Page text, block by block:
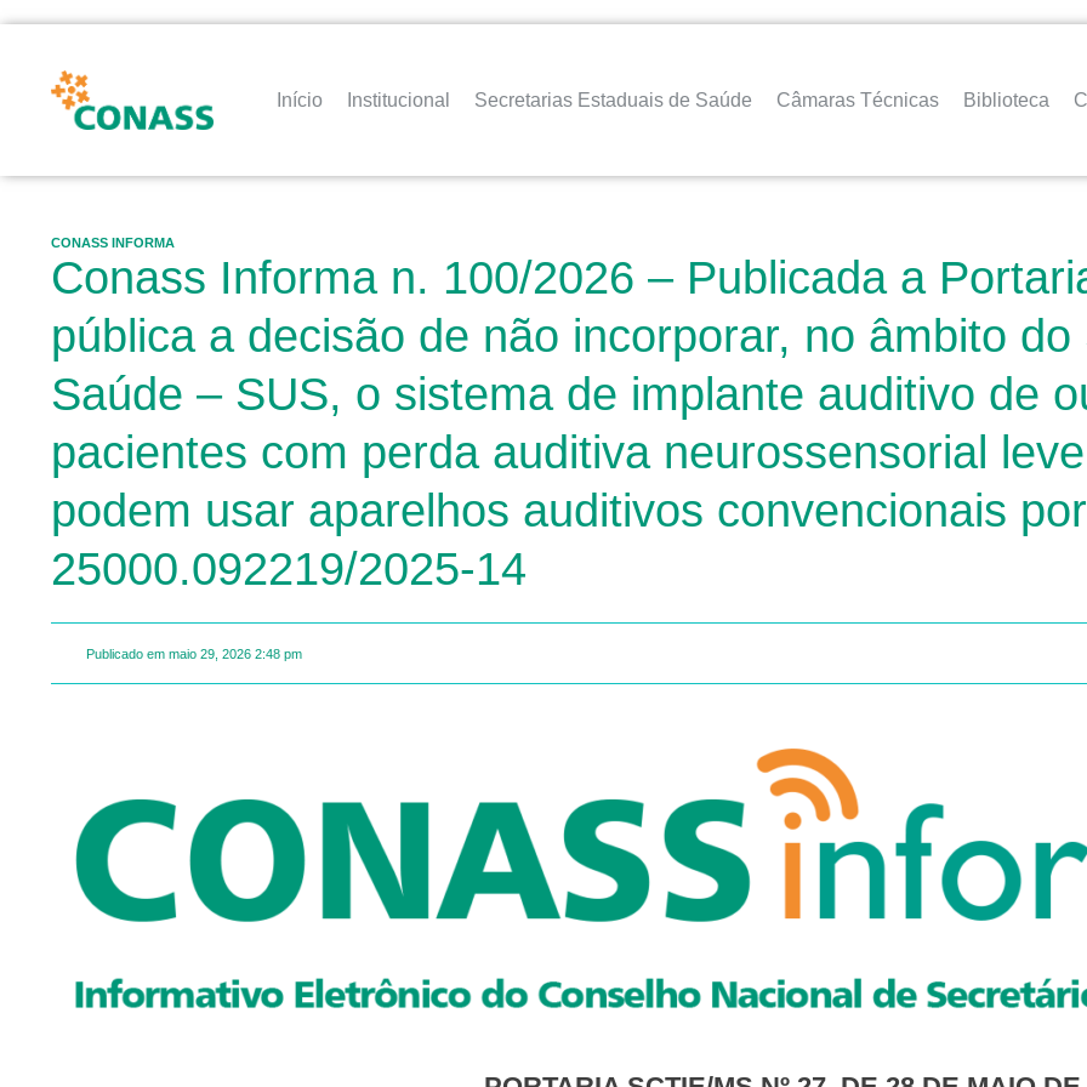
Início Institucional Secretarias Estaduais de Saúde Câmaras Técnicas Biblioteca
CONASS INFORMA
Conass Informa n. 100/2026 – Publicada a
pública a decisão de não incorporar, no âmbito
Saúde – SUS, o sistema de implante auditivo de
pacientes com perda auditiva neurossensorial
podem usar aparelhos auditivos convencionais
25000.092219/2025-14
Publicado em maio 29, 2026 2:48 pm